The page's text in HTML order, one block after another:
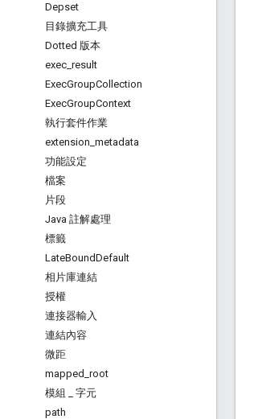
Depset
目錄擴充工具
Dotted 版本
exec result
ExecGroupCollection
ExecGroupContext
執行套件作業
extension metadata
功能設定
檔案
片段
Java 註解處理
標籤
LateBoundDefault
相片庫連結
授權
連接器輸入
連結內容
微距
mapped root
模組
字元
path